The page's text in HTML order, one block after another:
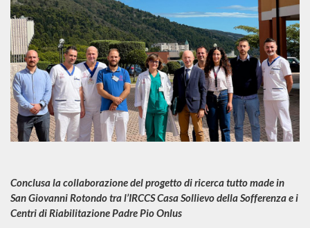
Conclusa la collaborazione del progetto di ricerca tutto made in
San Giovanni Rotondo tra l’IRCCS Casa Sollievo della Sofferenza e i
Centri di Riabilitazione Padre Pio Onlus